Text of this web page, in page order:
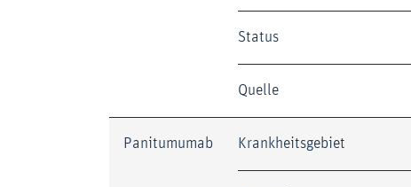
Status
Quelle
Panitumumab Krankheitsgebiet